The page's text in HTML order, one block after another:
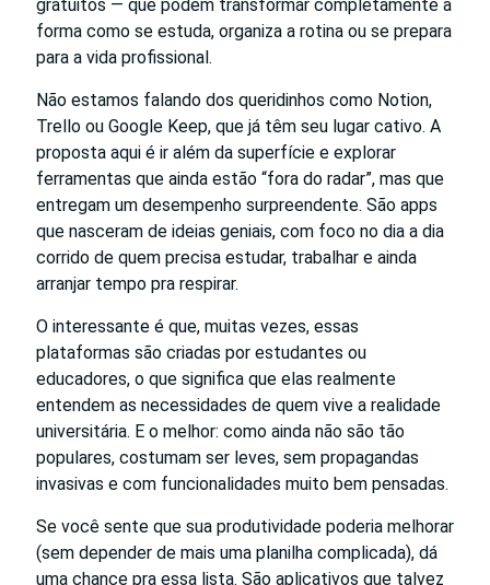
gratuitos — que podem transformar completamente a
forma como se estuda, organiza a rotina ou se prepara
para a vida profissional.
Não estamos falando dos queridinhos como Notion,
Trello ou Google Keep, que já têm seu lugar cativo. A
proposta aqui é ir além da superfície e explorar
ferramentas que ainda estão “fora do radar”, mas que
entregam um desempenho surpreendente. São apps
que nasceram de ideias geniais, com foco no dia a dia
corrido de quem precisa estudar, trabalhar e ainda
arranjar tempo pra respirar.
O interessante é que, muitas vezes, essas
plataformas são criadas por estudantes ou
educadores, o que significa que elas realmente
entendem as necessidades de quem vive a realidade
universitária. E o melhor: como ainda não são tão
populares, costumam ser leves, sem propagandas
invasivas e com funcionalidades muito bem pensadas.
Se você sente que sua produtividade poderia melhorar
(sem depender de mais uma planilha complicada), dá
uma chance pra essa lista. São aplicativos que talvez